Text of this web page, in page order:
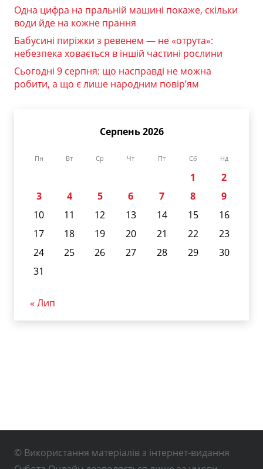
Одна цифра на пральній машині покаже, скільки
води йде на кожне прання
Бабусині пиріжки з ревенем — не «отрута»:
небезпека ховається в іншій частині рослини
Сьогодні 9 серпня: що насправді не можна
робити, а що є лише народним повір’ям
Серпень 2026
Пн Вт Ср Чт Пт Сб Нд
1
2
3
4 5 6 7 8
9
10
11 12 13 14 15
16
17
18 19 20 21 22
23
24
25 26 27 28 29
30
31
« Лип
© Використання матеріалів з інтернет-видання